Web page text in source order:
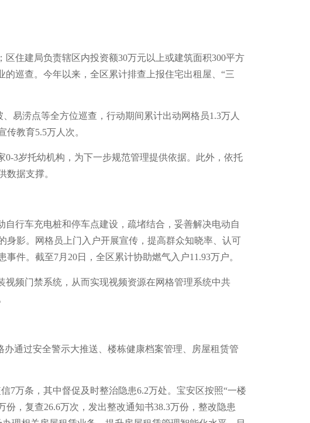
住建局负责辖区内投资额30万元以上或建筑面积300平方
巡查。今年以来，全区累计排查上报住宅出租屋、“三
易涝点等全方位巡查，行动期间累计出动网格员1.3万人
教育5.5万人次。
3岁托幼机构，为下一步规范管理提供依据。此外，依托
据支撑。
行车充电桩和停车点建设，疏堵结合，妥善解决电动自
身影。网格员上门入户开展宣传，提高群众知晓率、认可
件。截至7月20日，全区累计协助燃气入户11.93万户。
频门禁系统，从而实现视频资源在网格管理系统中共
通过安全警示大推送、楼栋健康档案管理、房屋租赁管
7万条，其中督促及时整治隐患6.2万处。宝安区按照“一楼
，复查26.6万次，发出整改通知书38.3万份，整改隐患